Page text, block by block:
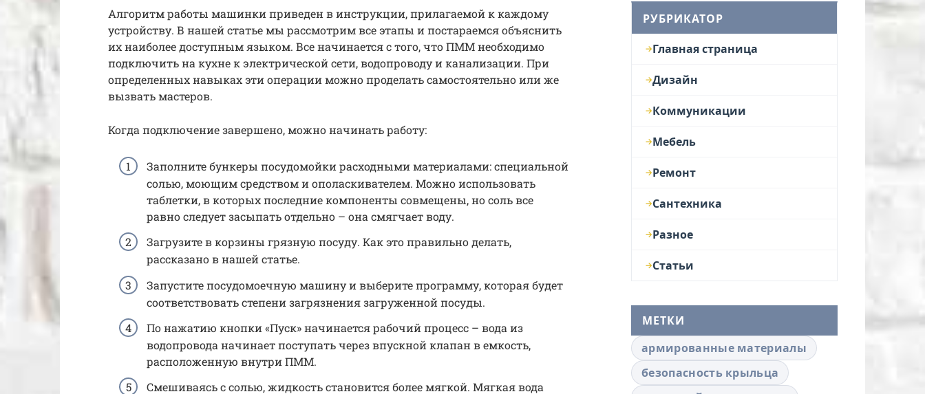
Алгоритм работы машинки приведен в инструкции, прилагаемой к каждому
устройству. В нашей статье мы рассмотрим все этапы и постараемся объяснить
их наиболее доступным языком. Все начинается с того, что ПММ необходимо
подключить на кухне к электрической сети, водопроводу и канализации. При
определенных навыках эти операции можно проделать самостоятельно или же
вызвать мастеров.
Когда подключение завершено, можно начинать работу:
Заполните бункеры посудомойки расходными материалами: специальной
солью, моющим средством и ополаскивателем. Можно использовать
таблетки, в которых последние компоненты совмещены, но соль все
равно следует засыпать отдельно – она смягчает воду.
Загрузите в корзины грязную посуду. Как это правильно делать,
рассказано в нашей статье.
Запустите посудомоечную машину и выберите программу, которая будет
соответствовать степени загрязнения загруженной посуды.
По нажатию кнопки «Пуск» начинается рабочий процесс – вода из
водопровода начинает поступать через впускной клапан в емкость,
расположенную внутри ПММ.
Смешиваясь с солью, жидкость становится более мягкой. Мягкая вода
РУБРИКАТОР
Главная страница
Дизайн
Коммуникации
Мебель
Ремонт
Сантехника
Разное
Статьи
МЕТКИ
армированные материалы
безопасность крыльца